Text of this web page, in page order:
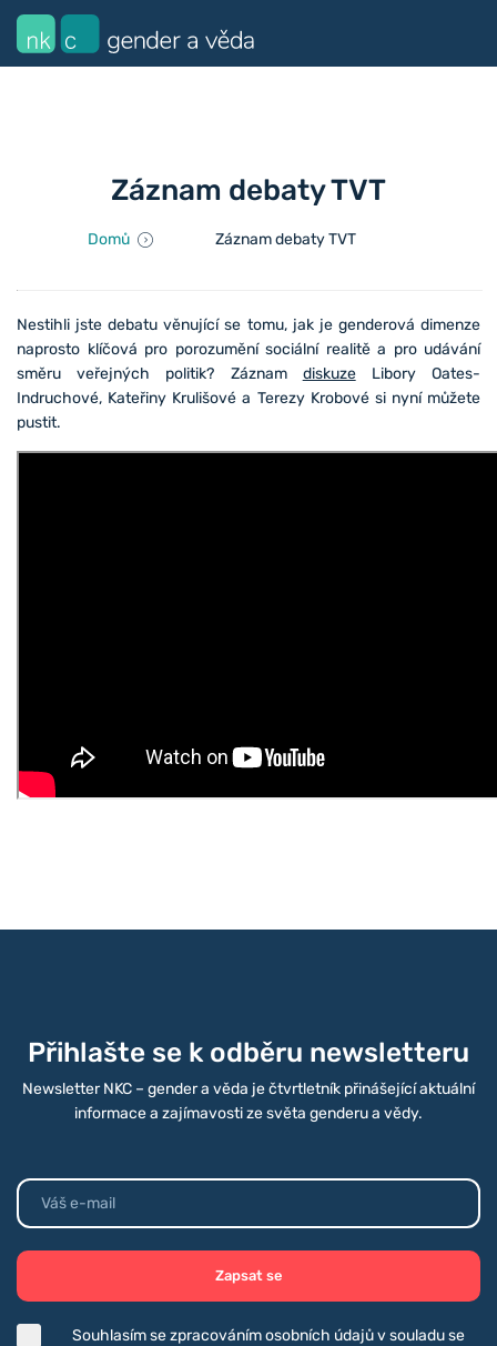
Záznam debaty TVT
Domů Záznam debaty TVT
Nestihli jste debatu věnující se tomu, jak je genderová dimenze
naprosto klíčová pro porozumění sociální realitě a pro udávání
směru veřejných politik? Záznam diskuzeLibory Oates-
Indruchové, Kateřiny Krulišové a Terezy Krobové si nyní můžete
pustit.
Přihlašte se k odběru newsletteru
Newsletter NKC – gender a věda je čtvrtletník přinášející aktuální
informace a zajímavosti ze světa genderu a vědy.
Zapsat se
Souhlasím se zpracováním osobních údajů v souladu se